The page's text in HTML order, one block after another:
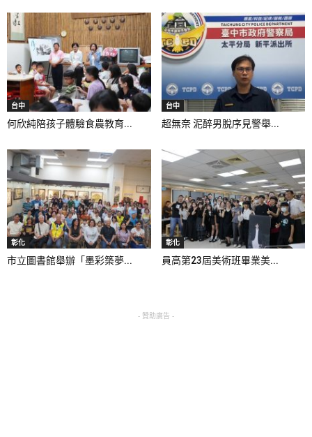
台中
何欣純陪孩子體驗食農教育...
台中
超無奈 泥醉男脫序見警舉...
彰化
市立圖書館舉辦「墨彩築夢...
彰化
員高第23屆美術班畢業美...
- 贊助廣告 -